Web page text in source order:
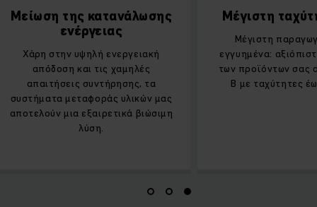
κατανάλωσης
ενεργειακή
τις χαμηλές
τα
υλικών μας
βιώσιμη
Μέγιστη ταχύτητα (m/s)
Μέγιστη παραγωγικότητα,
εγγυημένα: αξιόπιστη μεταφορά
των προϊόντων σας από το Α στο
Β με ταχύτητες έως 2,5 m/s.